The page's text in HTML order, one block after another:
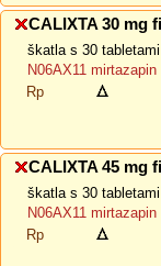
CALIXTA 30 mg
škatla s 30
N06AX11 mirtazapin
Rp
CALIXTA 45 mg
škatla s 30
N06AX11 mirtazapin
Rp